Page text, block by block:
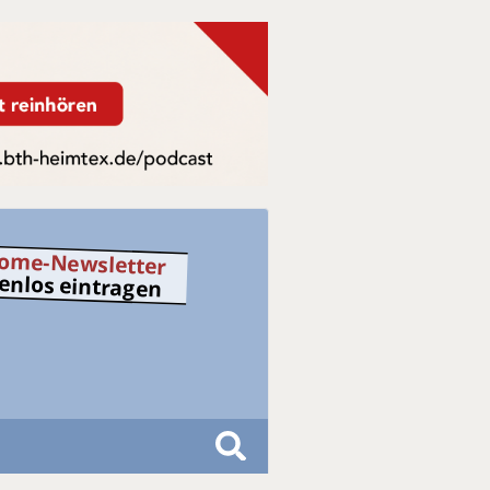
Newsletter
eintragen
S